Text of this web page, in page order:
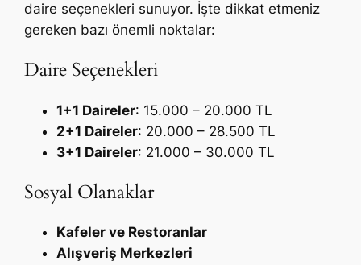
daire seçenekleri sunuyor. İşte dikkat etmeniz
gereken bazı önemli noktalar:
Daire Seçenekleri
1+1 Daireler: 15.000 – 20.000 TL
2+1 Daireler: 20.000 – 28.500 TL
3+1 Daireler: 21.000 – 30.000 TL
Sosyal Olanaklar
Kafeler ve Restoranlar
Alışveriş Merkezleri